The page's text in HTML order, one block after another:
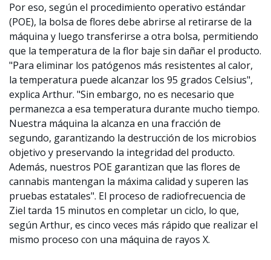
Por eso, según el procedimiento operativo estándar
(POE), la bolsa de flores debe abrirse al retirarse de la
máquina y luego transferirse a otra bolsa, permitiendo
que la temperatura de la flor baje sin dañar el producto.
"Para eliminar los patógenos más resistentes al calor,
la temperatura puede alcanzar los 95 grados Celsius",
explica Arthur. "Sin embargo, no es necesario que
permanezca a esa temperatura durante mucho tiempo.
Nuestra máquina la alcanza en una fracción de
segundo, garantizando la destrucción de los microbios
objetivo y preservando la integridad del producto.
Además, nuestros POE garantizan que las flores de
cannabis mantengan la máxima calidad y superen las
pruebas estatales". El proceso de radiofrecuencia de
Ziel tarda 15 minutos en completar un ciclo, lo que,
según Arthur, es cinco veces más rápido que realizar el
mismo proceso con una máquina de rayos X.